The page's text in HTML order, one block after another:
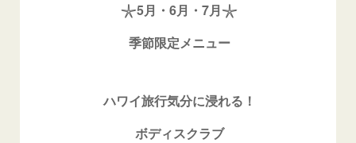
𓇼5月・6月・7月𓇼
季節限定メニュー
ハワイ旅行気分に浸れる！
⁡ボディスクラブ